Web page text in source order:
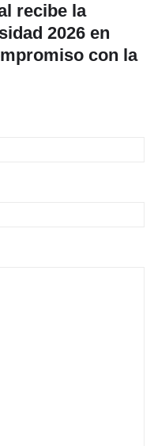
recibe la
2026 en
con la